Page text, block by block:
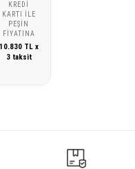
KREDI
KARTI ILE
PEŞIN
FIYATINA
10.830 TL x
3 taksit